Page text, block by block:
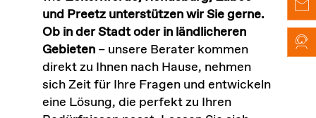
Treppenliftberatung
Über Uns & Kontakt
Suche
nach:
und Preetz unterstützen wir Sie gerne.
Ob in der Stadt oder in ländlicheren
Gebieten – unsere Berater kommen
direkt zu Ihnen nach Hause, nehmen
sich Zeit für Ihre Fragen und entwickeln
eine Lösung, die perfekt zu Ihren